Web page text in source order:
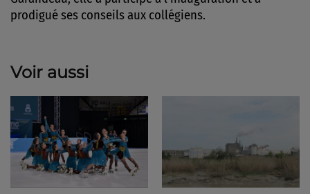
prodigué ses conseils aux collégiens.
Voir aussi